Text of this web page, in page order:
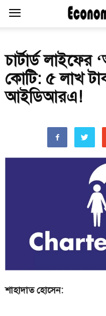
চার্টার্ড
কোটি: ৫ লাখ
আইডিআরএ!
শাহাদাত হোসেন: